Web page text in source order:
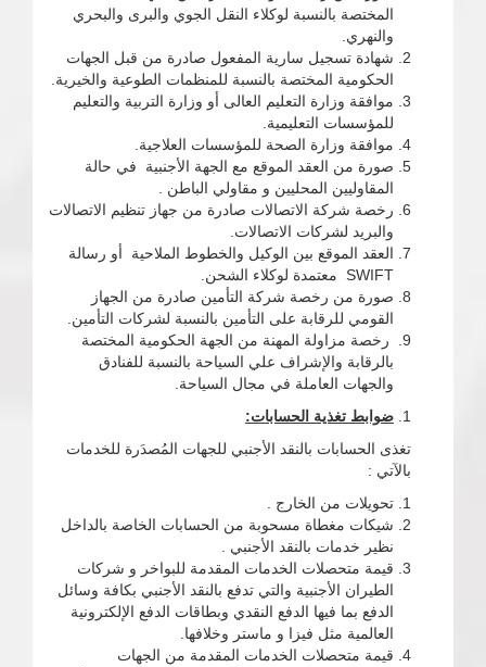
المختصة بالنسبة لوكلاء النقل الجوي والبرى والبحري
والنهري.
شهادة تسجيل سارية المفعول صادرة من قبل الجهات
الحكومية المختصة بالنسبة للمنظمات الطوعية والخيرية.
موافقة وزارة التعليم العالى أو وزارة التربية والتعليم
للمؤسسات التعليمية.
موافقة وزارة الصحة للمؤسسات العلاجية.
صورة من العقد الموقع مع الجهة الأجنبية في حالة
المقاوليين المحليين و مقاولي الباطن .
رخصة شركة الاتصالات صادرة من جهاز تنظيم الاتصالات
والبريد لشركات الاتصالات.
العقد الموقع بين الوكيل والخطوط الملاحية أو رسالة
SWIFT معتمدة لوكلاء الشحن.
صورة من رخصة شركة التأمين صادرة من الجهاز
القومي للرقابة على التأمين بالنسبة لشركات التأمين.
رخصة مزاولة المهنة من الجهة الحكومية المختصة
بالرقابة والإشراف علي السياحة بالنسبة للفنادق
والجهات العاملة في مجال السياحة.
ضوابط تغذية الحسابات:
تغذى الحسابات بالنقد الأجنبي للجهات المُصدَرة للخدمات
بالآتي :
تحويلات من الخارج .
شيكات مغطاة مسحوبة من الحسابات الخاصة بالداخل
نظير خدمات بالنقد الأجنبي .
قيمة متحصلات الخدمات المقدمة للبواخر و شركات
الطيران الأجنبية والتي تدفع بالنقد الأجنبي بكافة وسائل
الدفع بما فيها الدفع النقدي وبطاقات الدفع الإلكترونية
العالمية مثل فيزا و ماستر وخلافها.
قيمة متحصلات الخدمات المقدمة من الجهات